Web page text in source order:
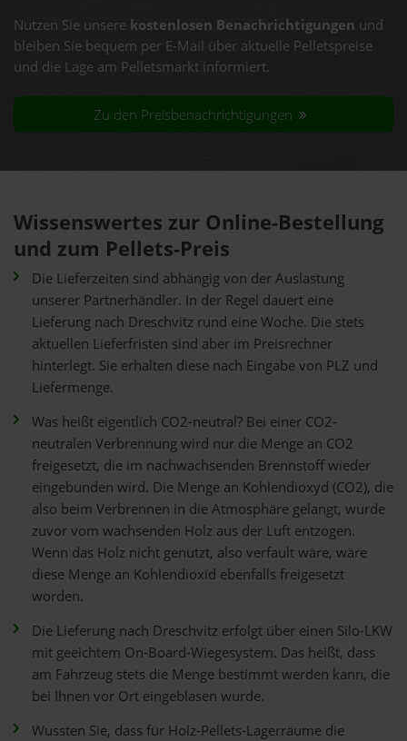
Nutzen Sie unsere kostenlosen Benachrichtigungen und
bleiben Sie bequem per E-Mail über aktuelle Pelletspreise
und die Lage am Pelletsmarkt informiert.
Zu den Preisbenachrichtigungen
Wissenswertes zur Online-Bestellung
und zum Pellets-Preis
Die Lieferzeiten sind abhängig von der Auslastung
unserer Partnerhändler. In der Regel dauert eine
Lieferung nach Dreschvitz rund eine Woche. Die stets
aktuellen Lieferfristen sind aber im Preisrechner
hinterlegt. Sie erhalten diese nach Eingabe von PLZ und
Liefermenge.
Was heißt eigentlich CO2-neutral? Bei einer CO2-
neutralen Verbrennung wird nur die Menge an CO2
freigesetzt, die im nachwachsenden Brennstoff wieder
eingebunden wird. Die Menge an Kohlendioxyd (CO2), die
also beim Verbrennen in die Atmosphäre gelangt, wurde
zuvor vom wachsenden Holz aus der Luft entzogen.
Wenn das Holz nicht genutzt, also verfault wäre, wäre
diese Menge an Kohlendioxid ebenfalls freigesetzt
worden.
Die Lieferung nach Dreschvitz erfolgt über einen Silo-LKW
mit geeichtem On-Board-Wiegesystem. Das heißt, dass
am Fahrzeug stets die Menge bestimmt werden kann, die
bei Ihnen vor Ort eingeblasen wurde.
Wussten Sie, dass für Holz-Pellets-Lagerräume die